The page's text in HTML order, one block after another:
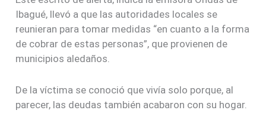
Ibagué, llevó a que las autoridades locales se
reunieran para tomar medidas “en cuanto a la forma
de cobrar de estas personas”, que provienen de
municipios aledaños.
De la víctima se conoció que vivía solo porque, al
parecer, las deudas también acabaron con su hogar.